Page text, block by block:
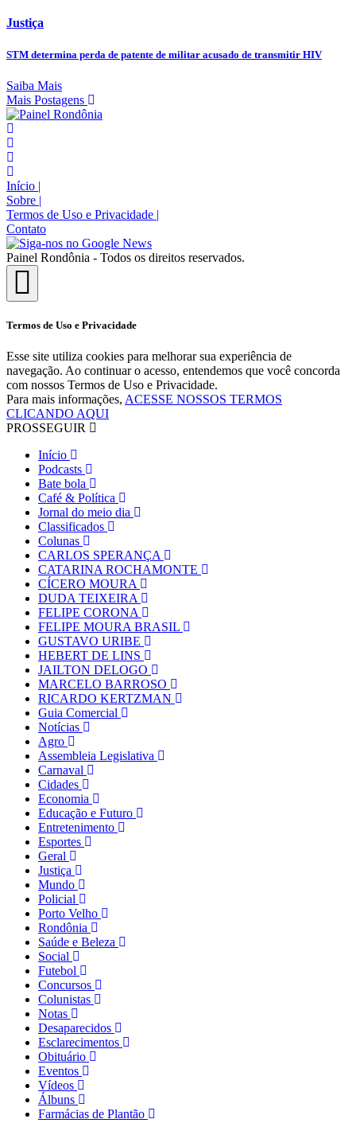
Justiça
STM determina perda de patente de militar acusado de transmitir HIV
Saiba Mais
Mais Postagens
Início |
Sobre |
Termos de Uso e Privacidade |
Contato
Painel Rondônia - Todos os direitos reservados.
Termos de Uso e Privacidade
Esse site utiliza cookies para melhorar sua experiência de
navegação. Ao continuar o acesso, entendemos que você concorda
com nossos Termos de Uso e Privacidade.
Para mais informações, ACESSE NOSSOS TERMOS
CLICANDO AQUI
PROSSEGUIR
Início
Podcasts
Bate bola
Café & Política
Jornal do meio dia
Classificados
Colunas
CARLOS SPERANÇA
CATARINA ROCHAMONTE
CÍCERO MOURA
DUDA TEIXEIRA
FELIPE CORONA
FELIPE MOURA BRASIL
GUSTAVO URIBE
HEBERT DE LINS
JAILTON DELOGO
MARCELO BARROSO
RICARDO KERTZMAN
Guia Comercial
Notícias
Agro
Assembleia Legislativa
Carnaval
Cidades
Economia
Educação e Futuro
Entretenimento
Esportes
Geral
Justiça
Mundo
Policial
Porto Velho
Rondônia
Saúde e Beleza
Social
Futebol
Concursos
Colunistas
Notas
Desaparecidos
Esclarecimentos
Obituário
Eventos
Vídeos
Álbuns
Farmácias de Plantão